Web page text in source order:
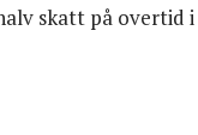
skatt på overtid